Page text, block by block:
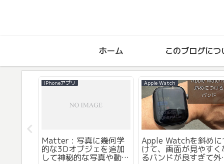
ホーム このブログにつ
iPhoneアプリ
Matter : 写真に幾何学
的な3Dオブジェを追加
して神秘的な写真や動画
Apple Watch
Apple Watchを斜めに
けて、画面が見やすく
るバンドが良すぎて外